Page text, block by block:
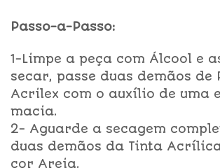
Passo-a-Passo:
1-Limpe a peça com Álcool e
secar, passe duas demãos de
Acrilex com o auxílio de uma
macia.
2- Aguarde a secagem
duas demãos da Tinta
cor Areia.